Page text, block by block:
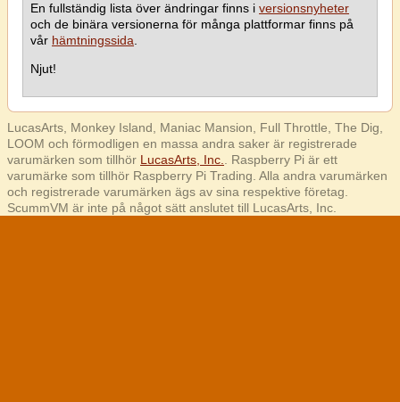
En fullständig lista över ändringar finns i versionsnyheter
och de binära versionerna för många plattformar finns på
vår hämtningssida
Njut!
LucasArts, Monkey Island, Maniac Mansion, Full Throttle, The Dig,
LOOM och förmodligen en massa andra saker är registrerade
varumärken som tillhör LucasArts, Inc.
. Raspberry Pi är ett
varumärke som tillhör Raspberry Pi Trading. Alla andra varumärken
och registrerade varumärken ägs av sina respektive företag.
ScummVM är inte på något sätt anslutet till LucasArts, Inc.